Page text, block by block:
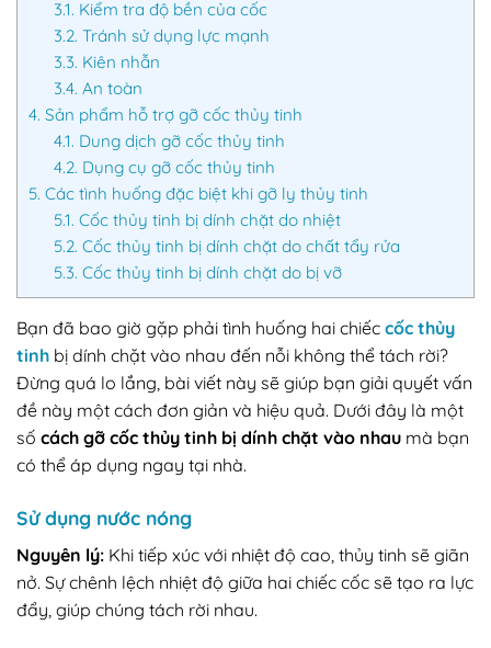
3.1. Kiểm tra độ bền của cốc
3.2. Tránh sử dụng lực mạnh
3.3. Kiên nhẫn
3.4. An toàn
4. Sản phẩm hỗ trợ gỡ cốc thủy tinh
4.1. Dung dịch gỡ cốc thủy tinh
4.2. Dụng cụ gỡ cốc thủy tinh
5. Các tình huống đặc biệt khi gỡ ly thủy tinh
5.1. Cốc thủy tinh bị dính chặt do nhiệt
5.2. Cốc thủy tinh bị dính chặt do chất tẩy rửa
5.3. Cốc thủy tinh bị dính chặt do bị vỡ
Bạn đã bao giờ gặp phải tình huống hai chiếc cốc thủy
tinh bị dính chặt vào nhau đến nỗi không thể tách rời?
Đừng quá lo lắng, bài viết này sẽ giúp bạn giải quyết vấn
đề này một cách đơn giản và hiệu quả. Dưới đây là một
số cách gỡ cốc thủy tinh bị dính chặt vào nhau mà bạn
có thể áp dụng ngay tại nhà.
Sử dụng nước nóng
Nguyên lý: Khi tiếp xúc với nhiệt độ cao, thủy tinh sẽ giãn
nở. Sự chênh lệch nhiệt độ giữa hai chiếc cốc sẽ tạo ra lực
đẩy, giúp chúng tách rời nhau.